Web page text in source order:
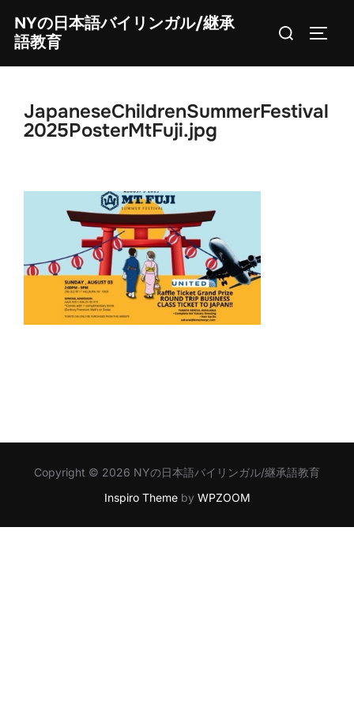
content
NYの日本語バイリンガル/継承
語教育
Search
JapaneseChildrenSummerFestival
2025PosterMtFuji.jpg
Copyright © 2026 NYの日本語バイリンガル/継承語教育
Inspiro Themeby WPZOOM